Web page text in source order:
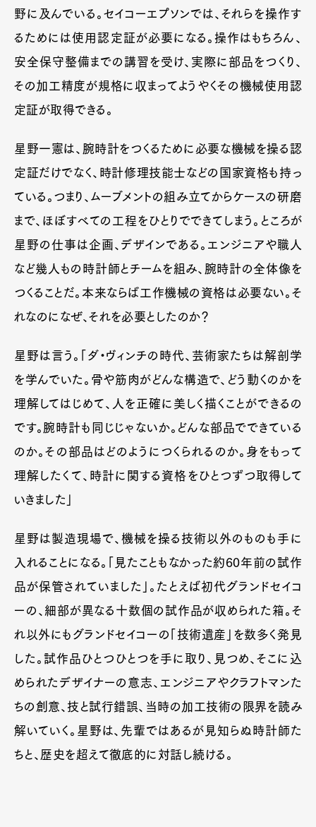
野に及んでいる。セイコーエプソンでは、それらを操作す
るためには使用認定証が必要になる。操作はもちろん、
安全保守整備までの講習を受け、実際に部品をつくり、
その加工精度が規格に収まってようやくその機械使用認
定証が取得できる。
星野一憲は、腕時計をつくるために必要な機械を操る認
定証だけでなく、時計修理技能士などの国家資格も持っ
ている。つまり、ムーブメントの組み立てからケースの研磨
まで、ほぼすべての工程をひとりでできてしまう。ところが
星野の仕事は企画、デザインである。エンジニアや職人
など幾人もの時計師とチームを組み、腕時計の全体像を
つくることだ。本来ならば工作機械の資格は必要ない。そ
れなのになぜ、それを必要としたのか？
星野は言う。「ダ・ヴィンチの時代、芸術家たちは解剖学
を学んでいた。骨や筋肉がどんな構造で、どう動くのかを
理解してはじめて、人を正確に美しく描くことができるの
です。腕時計も同じじゃないか。どんな部品でできている
のか。その部品はどのようにつくられるのか。身をもって
理解したくて、時計に関する資格をひとつずつ取得して
いきました」
星野は製造現場で、機械を操る技術以外のものも手に
入れることになる。「見たこともなかった約60年前の試作
品が保管されていました」。たとえば初代グランドセイコ
ーの、細部が異なる十数個の試作品が収められた箱。そ
れ以外にもグランドセイコーの「技術遺産」を数多く発見
した。試作品ひとつひとつを手に取り、見つめ、そこに込
められたデザイナーの意志、エンジニアやクラフトマンた
ちの創意、技と試行錯誤、当時の加工技術の限界を読み
解いていく。星野は、先輩ではあるが見知らぬ時計師た
ちと、歴史を超えて徹底的に対話し続ける。